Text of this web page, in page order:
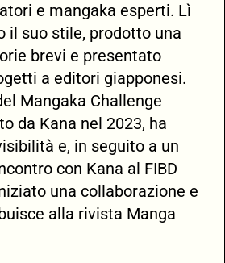
e mangaka esperti. Lì
il suo stile, prodotto una
brevi e presentato
a editori giapponesi.
Mangaka Challenge
da Kana nel 2023, ha
e, in seguito a un
con Kana al FIBD
una collaborazione e
alla rivista Manga